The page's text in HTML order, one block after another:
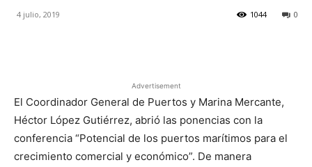
4 julio, 2019 0
1044
Advertisement
El Coordinador General de Puertos y Marina Mercante,
Héctor López Gutiérrez, abrió las ponencias con la
conferencia “Potencial de los puertos marítimos para el
crecimiento comercial y económico”. De manera